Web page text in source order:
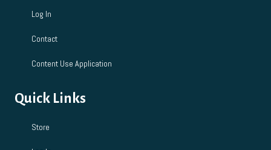
Log In
Contact
Content Use Application
Quick Links
Store